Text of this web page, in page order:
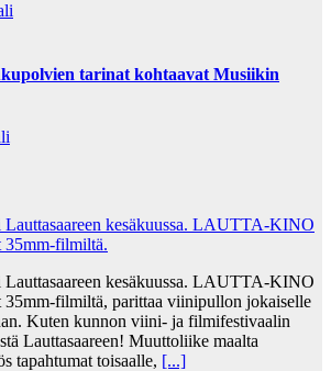
tarinat kohtaavat Musiikin
kesäkuussa. LAUTTA-KINO
35mm-filmiltä.
kesäkuussa. LAUTTA-KINO
35mm-filmiltä, parittaa viinipullon jokaiselle
Kuten kunnon viini- ja filmifestivaalin
Lauttasaareen! Muuttoliike maalta
tapahtumat toisaalle, [...]